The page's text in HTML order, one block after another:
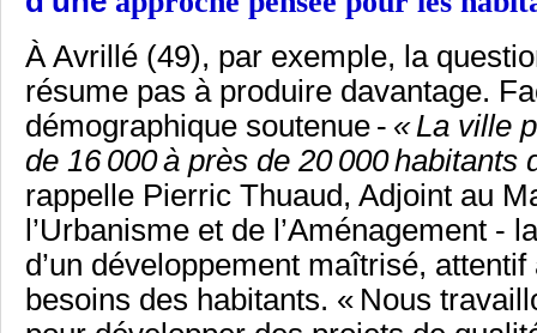
À Avrillé (49), par exemple, la
résume pas à produire davantage.
démographique soutenue - « La ville
de 16 000 à près de 20 000 habitants
rappelle Pierric Thuaud, Adjoint au
l’Urbanisme et de l’Aménagement -
d’un développement maîtrisé,
besoins des habitants. « Nous